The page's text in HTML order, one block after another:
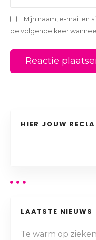
Mijn naam, e-mail en
de volgende keer
HIER JOUW
LAATSTE NIEUWS
Te warm op